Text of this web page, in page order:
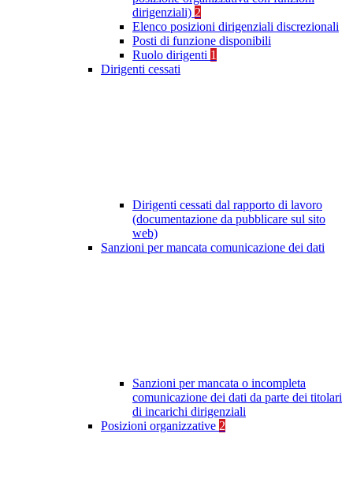
dirigenziali) 2
Elenco posizioni dirigenziali discrezionali
Posti di funzione disponibili
Ruolo dirigenti 1
Dirigenti cessati
Dirigenti cessati dal rapporto di lavoro
(documentazione da pubblicare sul sito
web)
Sanzioni per mancata comunicazione dei dati
Sanzioni per mancata o incompleta
comunicazione dei dati da parte dei titolari
di incarichi dirigenziali
Posizioni organizzative 2